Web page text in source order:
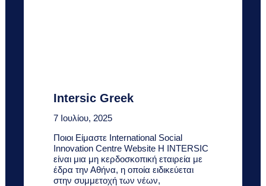
Intersic Greek
7 Ιουλίου, 2025
Ποιοι Είμαστε International Social
Innovation Centre Website Η INTERSIC
είναι μια μη κερδοσκοπική εταιρεία με
έδρα την Αθήνα, η οποία ειδικεύεται
στην συμμετοχή των νέων,